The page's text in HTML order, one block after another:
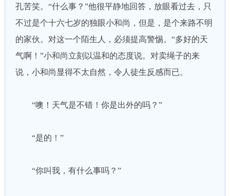
孔苦笑。“什么事？”他很平静地回答，放眼看过去，只
不过是个十六七岁的独眼小和尚，但是，是个来路不明
的家伙。对这一个陌生人，必须提高警惕。“多好的天
气啊！”小和尚立刻以温和的态度说。对卖绳子的来
说，小和尚显得不太自然，令人徒生反感而已。
“噢！天气是不错！你是出外的吗？”
“是的！”
“你叫我，有什么事吗？”